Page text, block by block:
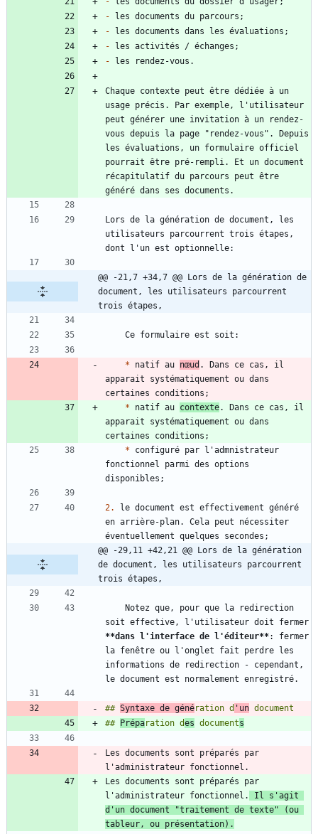
-
-
-
-
Chaque contexte peut être dédiée à un
usage précis. Par exemple, l'utilisateur
peut générer une invitation à un rendez-
vous depuis la page "rendez-vous". Depuis
les évaluations, un formulaire officiel
pourrait être pré-rempli. Et un document
récapitulatif du parcours peut être
Lors de la génération de document, les
utilisateurs parcourrent trois étapes,
@@ -21,7 +34,7 @@ Lors de la génération de
document, les utilisateurs parcourrent
trois étapes,
* natif au nœud . Dans ce cas, il
apparait systématiquement ou dans
* natif au contexte. Dans ce cas, il
apparait systématiquement ou dans
* configuré par l'admnistrateur
fonctionnel parmi des options
2.
le document est effectivement généré
en arrière-plan. Cela peut nécessiter
@@ -29,11 +42,21 @@ Lors de la génération
de document, les utilisateurs parcourrent
trois étapes,
**dans l'interface de l'éditeur**: fermer
la fenêtre ou l'onglet fait perdre les
informations de redirection - cependant,
## Syntaxe de génération d 'un
## Préparation des documents
Les documents sont préparés par
Les documents sont préparés par
l'administrateur fonctionnel.
Il s'agit
d'un document "traitement de texte" (ou
tableur, ou présentation).